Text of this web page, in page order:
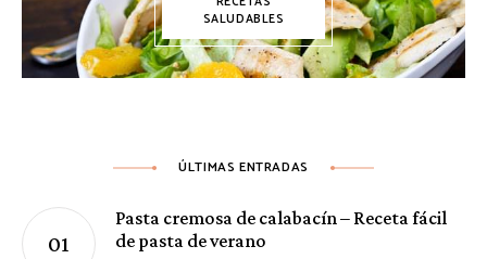
SALUDABLES
ÚLTIMAS ENTRADAS
Pasta cremosa de calabacín – Receta fácil
de pasta de verano